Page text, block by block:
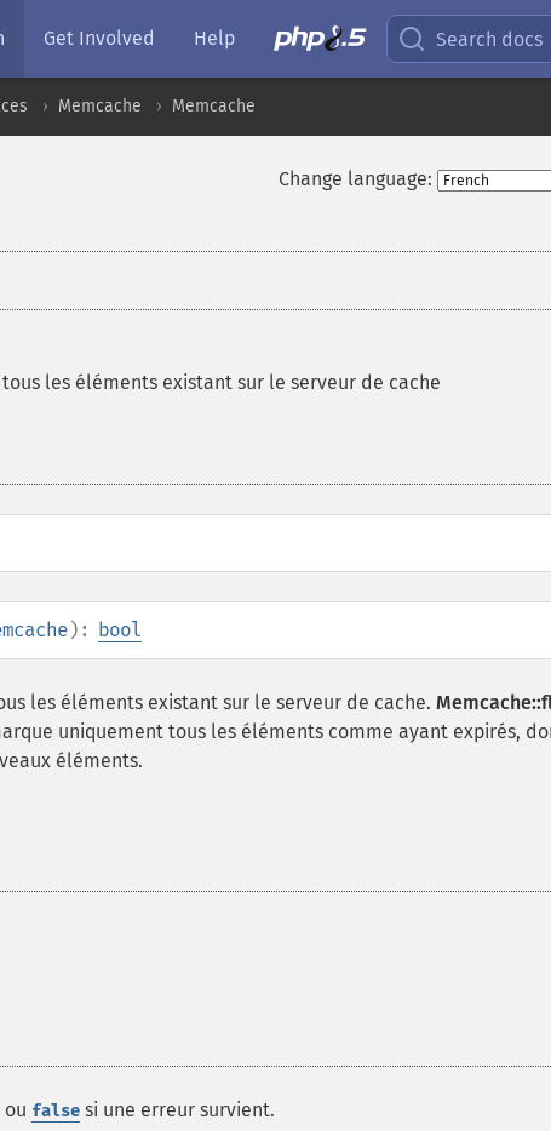
Get Involved Help Search docs
Memcache Memcache
Change language:
tous les éléments existant sur le serveur de cache
): bool
les éléments existant sur le serveur de cache.
uniquement tous les éléments comme ayant expirés,
éléments.
ou false si une erreur survient.